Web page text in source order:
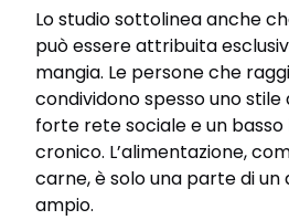
Lo studio sottolinea anche
può essere attribuita
mangia. Le persone che
condividono spesso uno
forte rete sociale e un basso
cronico. L’alimentazione,
carne, è solo una parte di
ampio.